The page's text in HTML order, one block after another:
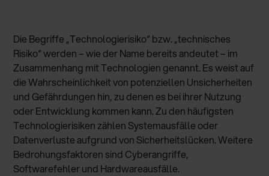
Die Begriffe „Technologierisiko“ bzw. „technisches
Risiko“ werden – wie der Name bereits andeutet – im
Zusammenhang mit Technologien genannt. Es weist auf
die Wahrscheinlichkeit von potenziellen Unsicherheiten
und Gefährdungen hin, zu denen es bei ihrer Nutzung
oder Entwicklung kommen kann. Zu den häufigsten
Technologierisiken zählen Systemausfälle oder
Datenverluste aufgrund von Sicherheitslücken. Weitere
Bedrohungsfaktoren sind Cyberangriffe,
Softwarefehler und Hardwareausfälle.